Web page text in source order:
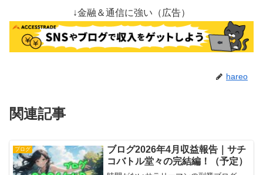
↓金融＆通信に強い（広告）
hareo
関連記事
ブログ
ブログ2026年4月収益報告｜サチ
コバトル堂々の完結編！（予定）